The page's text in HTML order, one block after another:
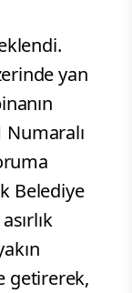
yan
Belediye
getirerek,